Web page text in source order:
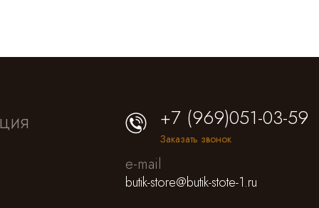
+7 (969)051-03-59
Заказать звонок
e-mail
butik-store@butik-stote-1.ru